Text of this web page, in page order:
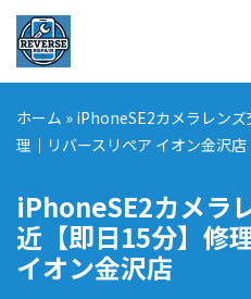
コ
ン
テ
ン
へ
ス
キ
ッ
ホーム » iPhoneSE2カメラレン
理｜リバースリペア イオン金沢店
iPhoneSE2カメラ
近【即日15分】修
イオン金沢店